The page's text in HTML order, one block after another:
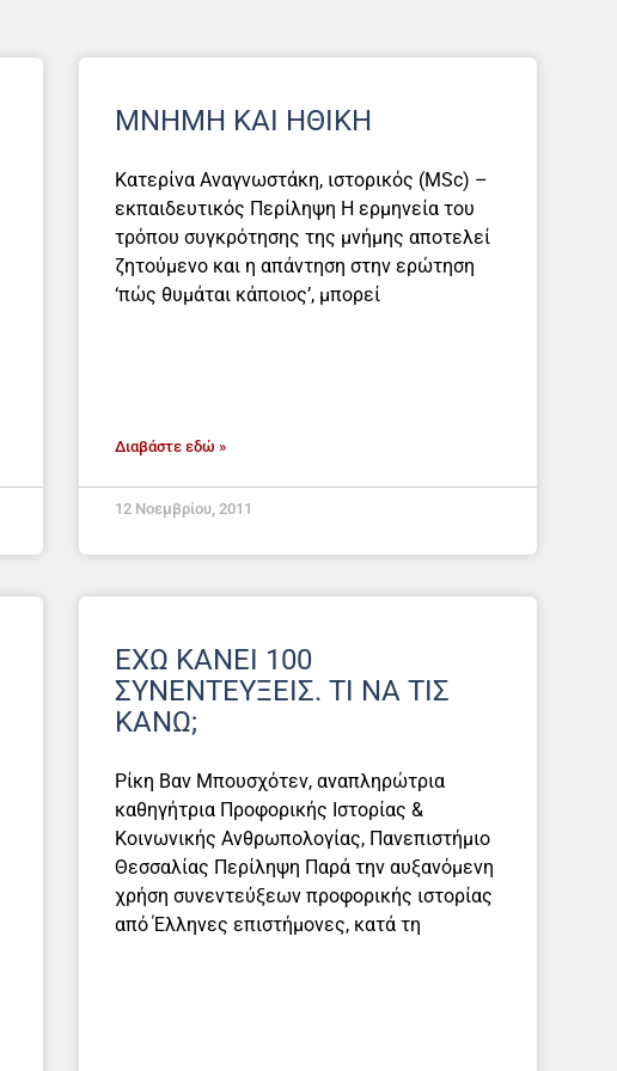
ΜΝΉΜΗ ΚΑΙ ΗΘΙΚΉ
Κατερίνα Αναγνωστάκη, ιστορικός (ΜSc) –
εκπαιδευτικός Περίληψη Η ερμηνεία του
τρόπου συγκρότησης της μνήμης αποτελεί
ζητούμενο και η απάντηση στην ερώτηση
‘πώς θυμάται κάποιος’, μπορεί
Διαβάστε εδώ »
12 Νοεμβρίου, 2011
ΈΧΩ ΚΆΝΕΙ 100
ΣΥΝΕΝΤΕΎΞΕΙΣ. ΤΙ ΝΑ ΤΙΣ
ΚΆΝΩ;
Ρίκη Βαν Μπουσχότεν, αναπληρώτρια
καθηγήτρια Προφορικής Ιστορίας &
Κοινωνικής Ανθρωπολογίας, Πανεπιστήμιο
Θεσσαλίας Περίληψη Παρά την αυξανόμενη
χρήση συνεντεύξεων προφορικής ιστορίας
από Έλληνες επιστήμονες, κατά τη